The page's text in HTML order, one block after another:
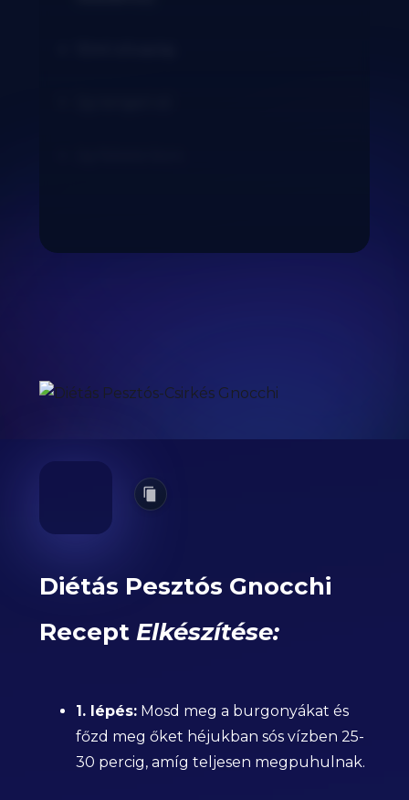
Diétás Pesztós Gnocchi
Recept Elkészítése:
1. lépés:Mosd meg a burgonyákat és
főzd meg őket héjukban sós vízben 25-
30 percig, amíg teljesen megpuhulnak.